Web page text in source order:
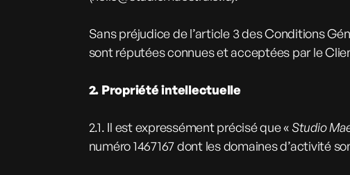
Sans préjudice de l’article 3 des Conditions
sont réputées connues et acceptées par le
2. Propriété intellectuelle
2.1. Il est expressément précisé que «Studio
numéro 1467167 dont les domaines d’activité